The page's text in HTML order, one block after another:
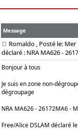
Message
Romaldo , Posté le: Mer
déclaré : NRA MA626 -
Bonjour à tous
Je suis en zone non-
dégroupage
NRA MA626 - 26172MA6 -
Free/Alice DSLAM déclaré